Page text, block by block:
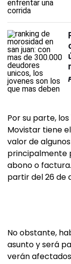
Por su parte,
Movistar tiene
valor de
principalmente
abono o
partir del 26 de
No obstante,
asunto y será
verán